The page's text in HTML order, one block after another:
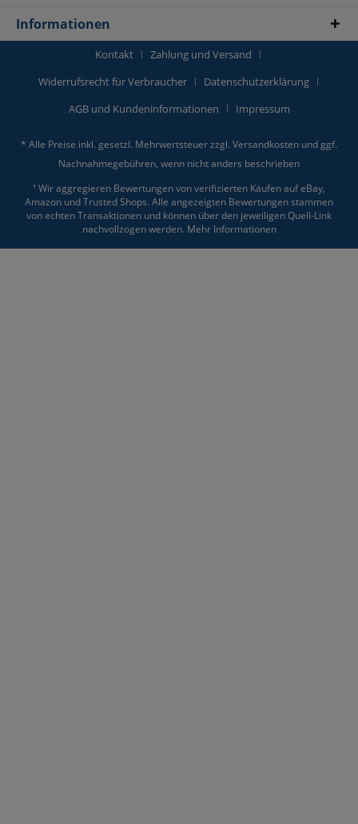
Informationen
Kontakt
Zahlung und Versand
Widerrufsrecht für Verbraucher
Datenschutzerklärung
AGB und Kundeninformationen
Impressum
* Alle Preise inkl. gesetzl. Mehrwertsteuer zzgl. Versandkosten und ggf.
Nachnahmegebühren, wenn nicht anders beschrieben
¹ Wir aggregieren Bewertungen von verifizierten Käufen auf eBay,
Amazon und Trusted Shops. Alle angezeigten Bewertungen stammen
von echten Transaktionen und können über den jeweiligen Quell-Link
nachvollzogen werden. Mehr Informationen